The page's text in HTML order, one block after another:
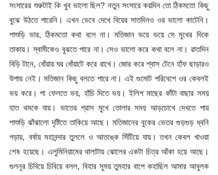
সংসারের শুরুটাই কি খুব ভালো ছিল? নতুন সংসারে কয়দিন তো ঠিকমতো কিছু
বুঝে উঠতে পারেনি। এখন ভেবে দেখে বিয়ের সাতদিনও ওর ভালো কাটেনি।
শাশুড়ি ভার, ঠিকমতো কথা বলে না। মতিজান ভয়ে ভয়ে সে মুখের দিকে
তাকায়। স্বামীকেও বুঝতে পারে না। সেও ভালো করে কথা বলে না। রাতদিন
বিড়ি টানে, ধোঁয়ায় ঘর ধোঁয়াটে করে রাখে। জোর করে শ্বাস টেনে হাঁফ ছাড়ারও
উপায় নেই। মতিজান কিছু বলতে পারে না। এই গুমোট পরিবেশে ওর কেবলই
ভয় করে। পা ফেলতে ভয়, হাঁচি দিতে ভয়। ইলিশ মাছের কাঁটা বাছার সময়
হাত থমকে যায়। ভাতের গ্রাস মুখে তোলার সময় আড়চোখে দেখতে পায়
শাশুড়ি ঝাঁঝালো দৃষ্টিতে তাকিয়ে আছে। মতিজানের বুকের ভেতর গুড়গুড় ধ্বনি
গড়ায়, বর্ষায় মহানন্দার তুললে ও আতঙ্কে সিঁটিয়ে যায়। তখন কেবল খাওয়া
শেষ হয়েছে। এলুমিনিয়ামের থালাটায় ঝোলের একটা চিত্র আঁকা হয়ে আছে।
গুলনূর চিবিয়ে চিবিয়ে বলল, বিহার সুময় তুমহার বাপে কহাছিল আমার আবুলক